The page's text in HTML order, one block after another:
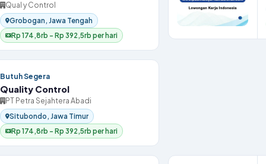
Qual y Control
Grobogan, Jawa Tengah
Rp 174,8rb – Rp 392,5rb per hari
Butuh Segera
Quality Control
PT Petra Sejahtera Abadi
Situbondo, Jawa Timur
Rp 174,8rb – Rp 392,5rb per hari